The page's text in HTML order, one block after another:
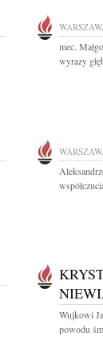
mec.
wyrazy
Wujkowi
powodu